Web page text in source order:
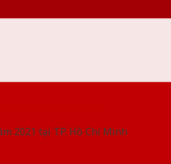
2021 tại TP. Hồ Chí Minh